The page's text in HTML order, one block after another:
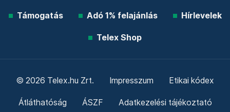
Támogatás Adó 1% felajánlás Hírlevelek
Telex Shop
© 2026 Telex.hu Zrt. Impresszum Etikai kódex
Átláthatóság ÁSZF Adatkezelési tájékoztató